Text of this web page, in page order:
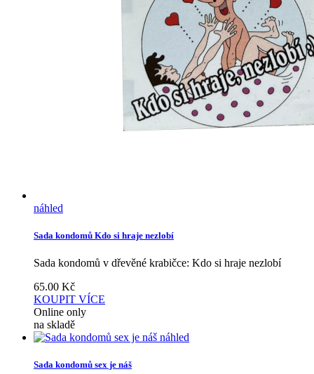
náhled
Sada kondomů Kdo si hraje nezlobí
Sada kondomů v dřevěné krabičce: Kdo si hraje nezlobí
65.00 Kč
KOUPIT VÍCE
Online only
na skladě
náhled
Sada kondomů sex je náš